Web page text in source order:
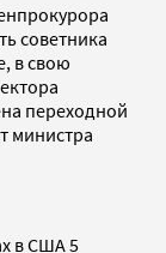
советника
в свою
переходной
министра
в США 5